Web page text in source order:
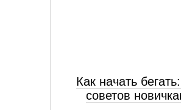
Как начать
советов